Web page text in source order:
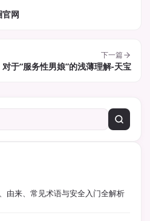
网
下一篇
对于“服务性男娘”的浅薄理解-天宝
由来、常见术语与安全入门全解析